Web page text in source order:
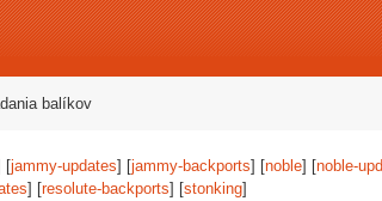
balíkov
[jammy-updates] [jammy-backports] [noble] [noble-
] [resolute-backports] [stonking]